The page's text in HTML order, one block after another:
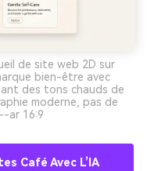
de site web 2D sur
bien-être avec
des tons chauds de
moderne, pas de
ar 16:9
Café Avec L’IA